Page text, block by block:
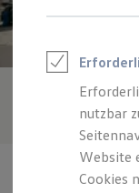
Zubehör-
Leasing
nutzbar
Website
Cookies